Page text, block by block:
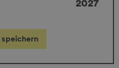
2027
speichern